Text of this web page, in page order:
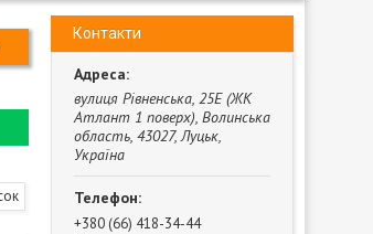
Контакти
вулиця Рівненська, 25Е (ЖК
Атлант 1 поверх), Волинська
область, 43027, Луцьк,
Україна
+380 (66) 418-34-44